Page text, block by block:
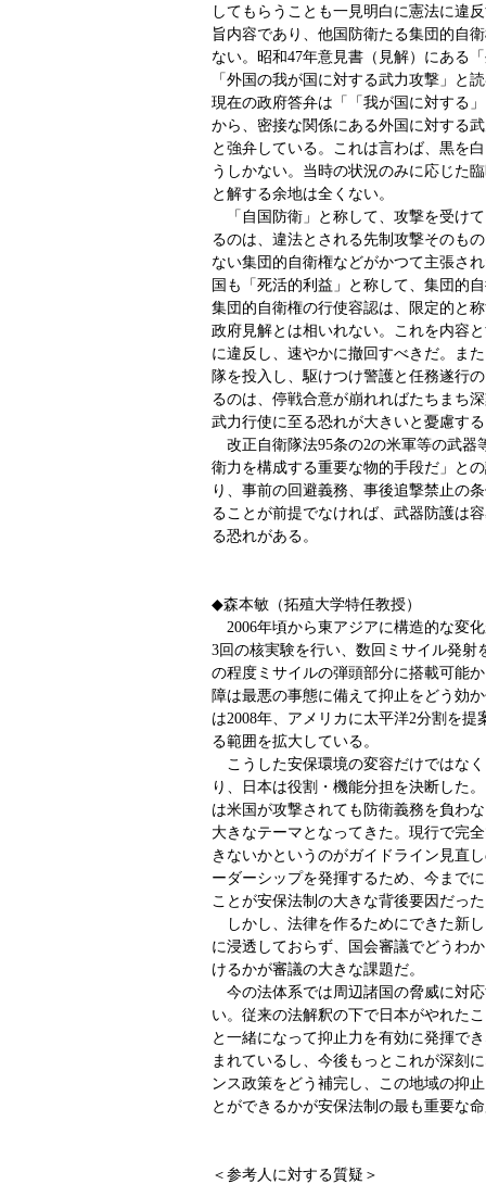
してもらうことも一見明白に憲法に違
旨内容であり、他国防衛たる集団的自
ない。昭和47年意見書（見解）にある
「外国の我が国に対する武力攻撃」と
現在の政府答弁は「「我が国に対する
から、密接な関係にある外国に対する
と強弁している。これは言わば、黒を
うしかない。当時の状況のみに応じた
と解する余地は全くない。
「自国防衛」と称して、攻撃を受け
るのは、違法とされる先制攻撃そのも
ない集団的自衛権などがかつて主張さ
国も「死活的利益」と称して、集団的
集団的自衛権の行使容認は、限定的と
政府見解とは相いれない。これを内容
に違反し、速やかに撤回すべきだ。ま
隊を投入し、駆けつけ警護と任務遂行
るのは、停戦合意が崩れればたちまち
武力行使に至る恐れが大きいと憂慮す
改正自衛隊法95条の2の米軍等の武器
衛力を構成する重要な物的手段だ」と
り、事前の回避義務、事後追撃禁止の
ることが前提でなければ、武器防護は
る恐れがある。
◆森本敏（拓殖大学特任教授）
2006年頃から東アジアに構造的な変
3回の核実験を行い、数回ミサイル発射
の程度ミサイルの弾頭部分に搭載可能
障は最悪の事態に備えて抑止をどう効
は2008年、アメリカに太平洋2分割を提
る範囲を拡大している。
こうした安保環境の変容だけではな
り、日本は役割・機能分担を決断した
は米国が攻撃されても防衛義務を負わ
大きなテーマとなってきた。現行で完
きないかというのがガイドライン見直
ーダーシップを発揮するため、今まで
ことが安保法制の大きな背後要因だっ
しかし、法律を作るためにできた新
に浸透しておらず、国会審議でどうわ
けるかが審議の大きな課題だ。
今の法体系では周辺諸国の脅威に対
い。従来の法解釈の下で日本がやれた
と一緒になって抑止力を有効に発揮で
まれているし、今後もっとこれが深刻
ンス政策をどう補完し、この地域の抑
とができるかが安保法制の最も重要な
＜参考人に対する質疑＞